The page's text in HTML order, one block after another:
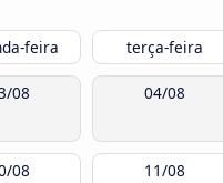
feira terça-feira
08 04/08
08 11/08